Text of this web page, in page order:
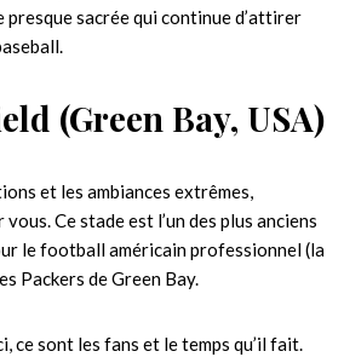
presque sacrée qui continue d’attirer
(Green Bay, USA)
et les ambiances extrêmes,
Ce stade est l’un des plus anciens
le football américain professionnel (la
Packers de Green Bay.
ce sont les fans et le temps qu’il fait.